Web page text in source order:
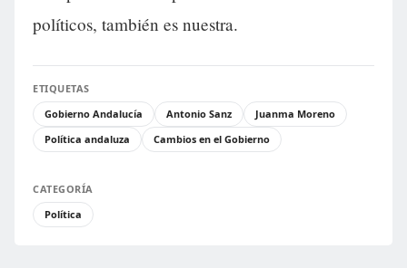
políticos, también es nuestra.
ETIQUETAS
Gobierno Andalucía
Antonio Sanz
Juanma Moreno
Política andaluza
Cambios en el Gobierno
CATEGORÍA
Política